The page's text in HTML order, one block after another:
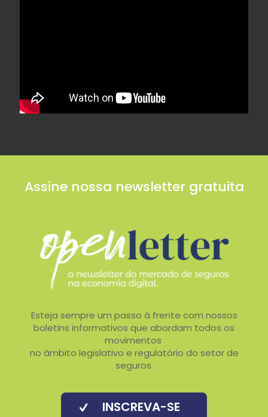
Assine nossa newsletter gratuita
Esteja sempre um passo à frente com nossos
boletins informativos que abordam todos os
movimentos
no âmbito legislativo e regulatório do setor de
seguros.
INSCREVA-SE